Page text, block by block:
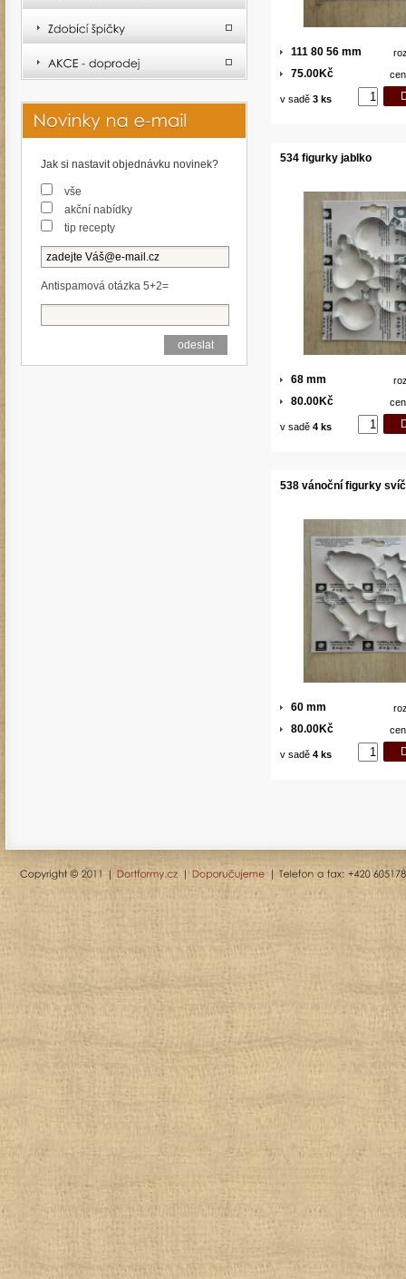
111 80 56 mm
75.00Kč
v sadě 3 ks
534 figurky jablko
68 mm
80.00Kč
v sadě 4 ks
538 vánoční figurky
60 mm
80.00Kč
v sadě 4 ks
Jak si nastavit objednávku novinek?
vše
akční nabídky
tip recepty
Antispamová otázka 5+2=